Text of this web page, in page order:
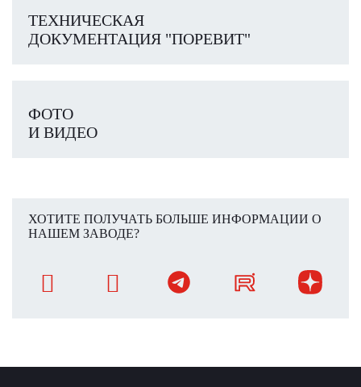
ТЕХНИЧЕСКАЯ
ДОКУМЕНТАЦИЯ "ПОРЕВИТ"
ФОТО
И ВИДЕО
ХОТИТЕ ПОЛУЧАТЬ БОЛЬШЕ ИНФОРМАЦИИ О
НАШЕМ ЗАВОДЕ?